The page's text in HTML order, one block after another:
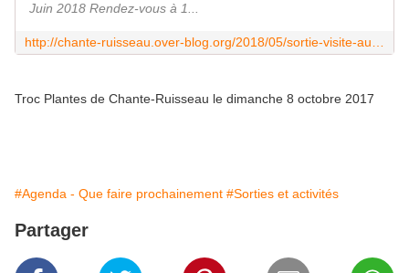
Juin 2018 Rendez-vous à 1...
Troc Plantes de Chante-Ruisseau le dimanche 8 octobre 2017
#Agenda - Que faire prochainement #Sorties et activités
Partager